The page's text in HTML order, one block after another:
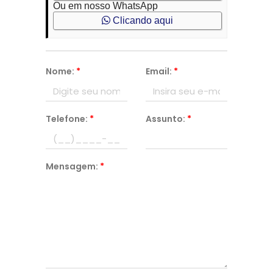
Ou em nosso WhatsApp
Clicando aqui
Nome: * Email: *
Telefone: * Assunto: *
Mensagem: *